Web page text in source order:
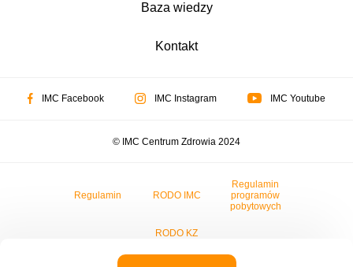
IMC Facebook IMC Instagram IMC Youtube
Baza wiedzy
Kontakt
© IMC Centrum Zdrowia 2024
Regulamin RODO IMC
Regulamin
programów
pobytowych
RODO KZ